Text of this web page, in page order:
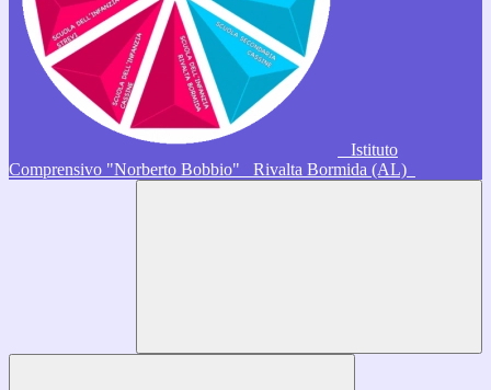
Istituto
Comprensivo "Norberto Bobbio"
Rivalta Bormida (AL)